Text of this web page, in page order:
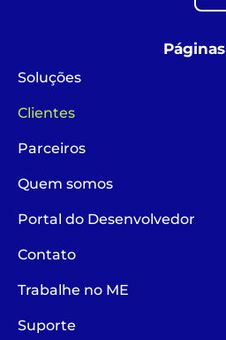
Páginas
Soluções
Clientes
Parceiros
Quem somos
Portal do Desenvolvedor
Contato
Trabalhe no ME
Suporte